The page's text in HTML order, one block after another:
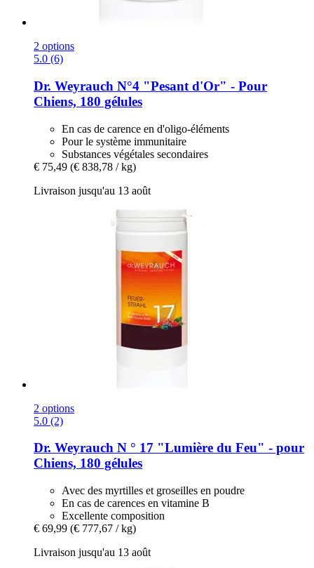
2 options
5.0 (6)
Dr. Weyrauch N°4 "Pesant d'Or" -​ Pour
Chiens, 180 gélules
En cas de carence en d'oligo-éléments
Pour le système immunitaire
Substances végétales secondaires
€ 75,49 (€ 838,78 / kg)
Livraison jusqu'au 13 août
2 options
5.0 (2)
Dr. Weyrauch N ° 17 "Lumière du Feu" -​ pour
Chiens, 180 gélules
Avec des myrtilles et groseilles en poudre
En cas de carences en vitamine B
Excellente composition
€ 69,99 (€ 777,67 / kg)
Livraison jusqu'au 13 août